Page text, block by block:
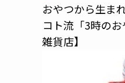
おやつから生ま
コト流「3時の
雑貨店】